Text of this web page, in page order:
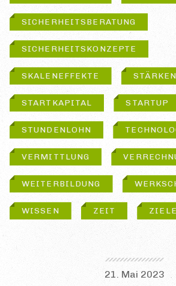
SICHERHEITSBERATUNG
SICHERHEITSKONZEPTE
SKALENEFFEKTE STÄRKEN
STARTKAPITAL STARTUP
STUNDENLOHN
VERMITTLUNG
WEITERBILDUNG
WISSEN ZEIT ZIELE
21. Mai 2023